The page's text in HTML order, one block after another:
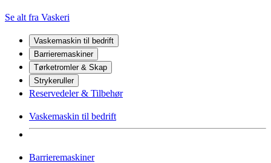
Se alt fra Vaskeri
Vaskemaskin til bedrift
Barrieremaskiner
Tørketromler & Skap
Strykeruller
Reservedeler & Tilbehør
Vaskemaskin til bedrift
Barrieremaskiner